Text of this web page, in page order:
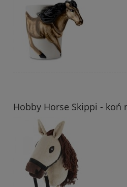
Hobby Horse Skippi - koń